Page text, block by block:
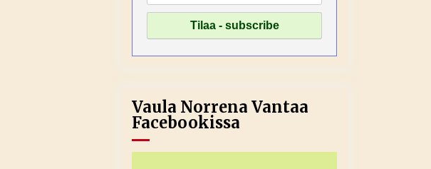
Vaula Norrena Vantaa
Facebookissa